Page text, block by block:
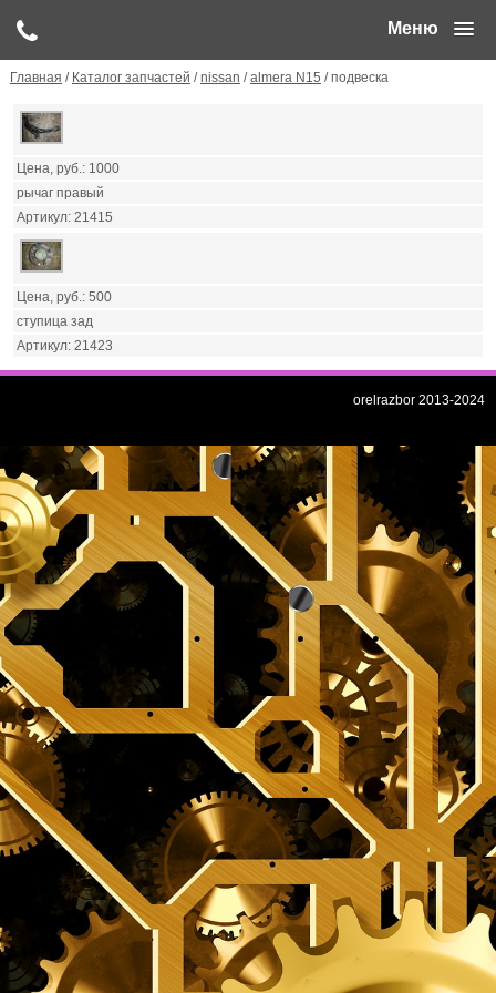
Меню
Главная / Каталог запчастей /nissan /almera N15 / подвеска
1000
рычаг правый
21415
500
ступица зад
21423
orelrazbor 2013-2024